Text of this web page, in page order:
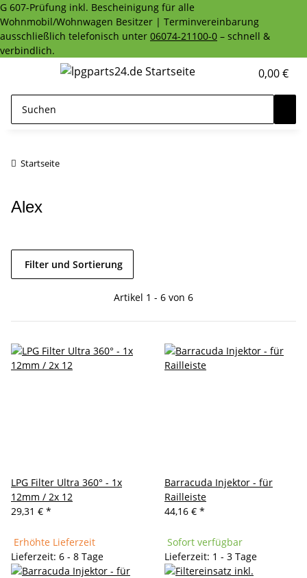
G 607-Prüfung inkl. Bescheinigung für alle
Wohnmobil/Wohnwagen Besitzer | Terminvereinbarung
ausschließlich telefonisch unter 06074-21100-0 – schnell &
verbindlich.
0,00 €
Startseite
Alex
Filter und Sortierung
Artikel 1 - 6 von 6
LPG Filter Ultra 360° - 1x
12mm / 2x 12
29,31 € *
Erhöhte Lieferzeit
Lieferzeit: 6 - 8 Tage
Barracuda Injektor - für
Railleiste
44,16 € *
Sofort verfügbar
Lieferzeit: 1 - 3 Tage